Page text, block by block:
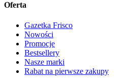
Oferta
Gazetka Frisco
Nowości
Promocje
Bestsellery
Nasze marki
Rabat na pierwsze zakupy